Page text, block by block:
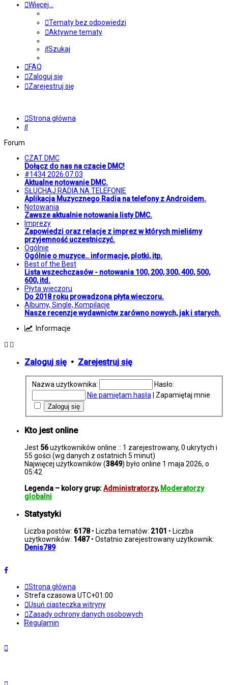
Więcej…
Tematy bez odpowiedzi
Aktywne tematy
Szukaj
FAQ
Zaloguj się
Zarejestruj się
Strona główna
Szukaj
Forum
CZAT DMC
Dołącz do nas na czacie DMC!
#1434 2026.07.03
Aktualne notowanie DMC.
SŁUCHAJ RADIA NA TELEFONIE
Aplikacja Muzycznego Radia na telefony z Androidem.
Notowania
Zawsze aktualnie notowania listy DMC.
Imprezy
Zapowiedzi oraz relacje z imprez w których mieliśmy
przyjemność uczestniczyć.
Ogólnie
Ogólnie o muzyce.. informacje, plotki, itp.
Best of the Best
Lista wszechczasów - notowania 100, 200, 300, 400, 500,
600, itd.
Płyta wieczoru
Do 2018 roku prowadzona płyta wieczoru.
Albumy, Single, Kompilacje
Nasze recenzje wydawnictw zarówno nowych, jak i starych.
Informacje
Zaloguj się • Zarejestruj się
Nazwa użytkownika:
Hasło:
Nie pamiętam hasła
Zapamiętaj mnie
Kto jest online
Jest 56użytkowników online :: 1 zarejestrowany, 0 ukrytych i
55 gości (wg danych z ostatnich 5 minut)
Najwięcej użytkowników (3849) było online 1 maja 2026, o
05:42
Legenda – kolory grup:Administratorzy, Moderatorzy
globalni
Statystyki
Liczba postów: 6178• Liczba tematów: 2101 • Liczba
użytkowników: 1487• Ostatnio zarejestrowany użytkownik:
Denis789
Strona główna
Strefa czasowa UTC+01:00
Usuń ciasteczka witryny
Zasady ochrony danych osobowych
Regulamin